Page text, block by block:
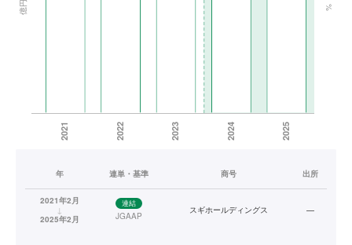
年 連単・基準 商号 出所
2021年2月
↓
2025年2月
連結
JGAAP
スギホールディングス —